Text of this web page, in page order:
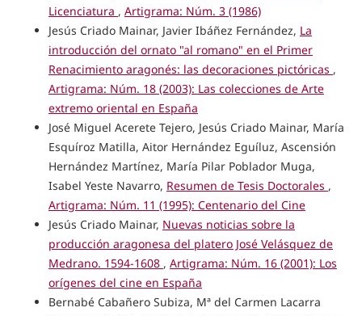
Licenciatura , Artigrama: Núm. 3 (1986)
Jesús Criado Mainar, Javier Ibáñez Fernández, La
introducción del ornato "al romano" en el Primer
Renacimiento aragonés: las decoraciones pictóricas ,
Artigrama: Núm. 18 (2003): Las colecciones de Arte
extremo oriental en España
José Miguel Acerete Tejero, Jesús Criado Mainar, María
Esquíroz Matilla, Aitor Hernández Eguíluz, Ascensión
Hernández Martínez, María Pilar Poblador Muga,
Isabel Yeste Navarro, Resumen de Tesis Doctorales ,
Artigrama: Núm. 11 (1995): Centenario del Cine
Jesús Criado Mainar, Nuevas noticias sobre la
producción aragonesa del platero José Velásquez de
Medrano. 1594-1608 , Artigrama: Núm. 16 (2001): Los
orígenes del cine en España
Bernabé Cabañero Subiza, Mª del Carmen Lacarra